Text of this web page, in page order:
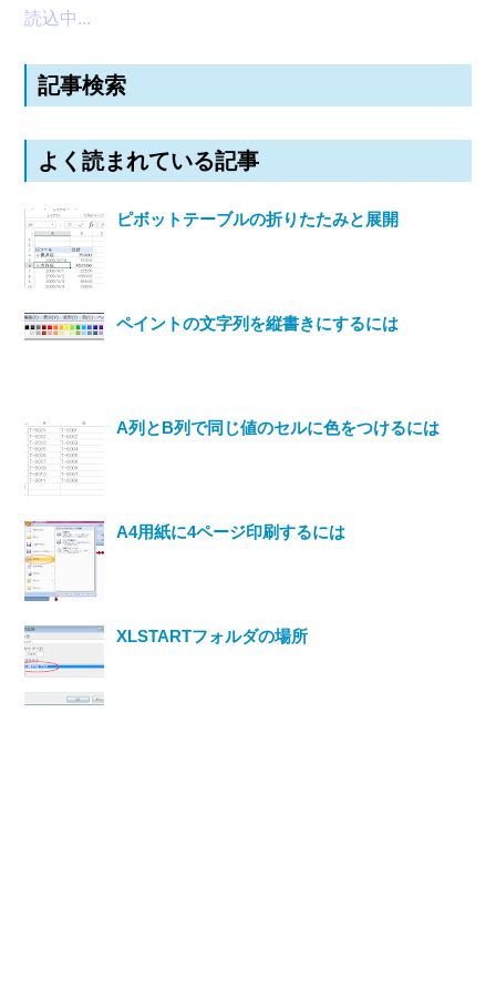
読込中...
記事検索
よく読まれている記事
ピボットテーブルの折りたたみと展開
ペイントの文字列を縦書きにするには
A列とB列で同じ値のセルに色をつけるには
A4用紙に4ページ印刷するには
XLSTARTフォルダの場所